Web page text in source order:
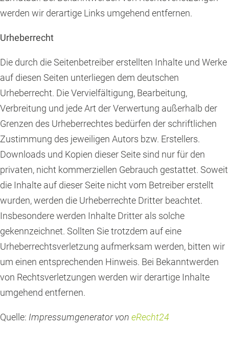
werden wir derartige Links umgehend entfernen.
Urheberrecht
Die durch die Seitenbetreiber erstellten Inhalte und Werke
auf diesen Seiten unterliegen dem deutschen
Urheberrecht. Die Vervielfältigung, Bearbeitung,
Verbreitung und jede Art der Verwertung außerhalb der
Grenzen des Urheberrechtes bedürfen der schriftlichen
Zustimmung des jeweiligen Autors bzw. Erstellers.
Downloads und Kopien dieser Seite sind nur für den
privaten, nicht kommerziellen Gebrauch gestattet. Soweit
die Inhalte auf dieser Seite nicht vom Betreiber erstellt
wurden, werden die Urheberrechte Dritter beachtet.
Insbesondere werden Inhalte Dritter als solche
gekennzeichnet. Sollten Sie trotzdem auf eine
Urheberrechtsverletzung aufmerksam werden, bitten wir
um einen entsprechenden Hinweis. Bei Bekanntwerden
von Rechtsverletzungen werden wir derartige Inhalte
umgehend entfernen.
Quelle: Impressumgenerator von eRecht24